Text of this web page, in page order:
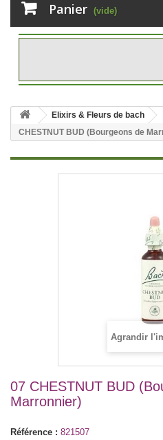
Panier (vide)
Elixirs & Fleurs de bach
CHESTNUT BUD (Bourgeons de
Agrandir
07 CHESTNUT BUD
Marronnier)
Référence : 821507